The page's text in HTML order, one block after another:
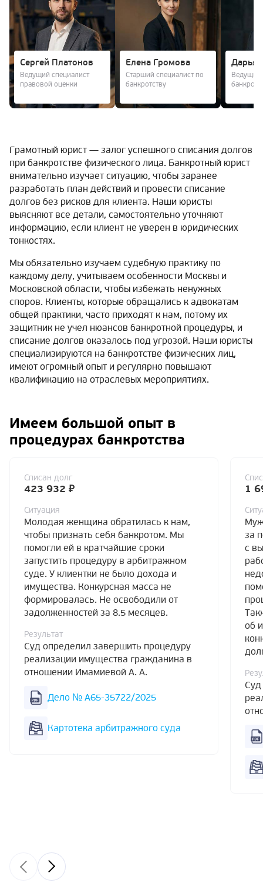
Сергей Платонов
Ведущий специалист
правовой оценки
Елена Громова
Старший специалист по
банкротству
Дарья
Ведущий
Грамотный юрист — залог успешного списания долгов
при банкротстве физического лица. Банкротный юрист
внимательно изучает ситуацию, чтобы заранее
разработать план действий и провести списание
долгов без рисков для клиента. Наши юристы
выясняют все детали, самостоятельно уточняют
информацию, если клиент не уверен в юридических
тонкостях.
Мы обязательно изучаем судебную практику по
каждому делу, учитываем особенности Москвы и
Московской области, чтобы избежать ненужных
споров. Клиенты, которые обращались к адвокатам
общей практики, часто приходят к нам, потому их
защитник не учел нюансов банкротной процедуры, и
списание долгов оказалось под угрозой. Наши юристы
специализируются на банкротстве физических лиц,
имеют огромный опыт и регулярно повышают
квалификацию на отраслевых мероприятиях.
Имеем большой опыт в
процедурах банкротства
Списан долг
423 932 ₽
Ситуация
Молодая женщина обратилась к нам,
чтобы признать себя банкротом. Мы
помогли ей в кратчайшие сроки
запустить процедуру в арбитражном
суде. У клиентки не было дохода и
имущества. Конкурсная масса не
формировалась. Не освободили от
задолженностей за 8.5 месяцев.
Результат
Суд определил завершить процедуру
реализации имущества гражданина в
отношении Имамиевой А. А.
Дело № А65-35722/2025
Картотека арбитражного суда
1
за
с
об